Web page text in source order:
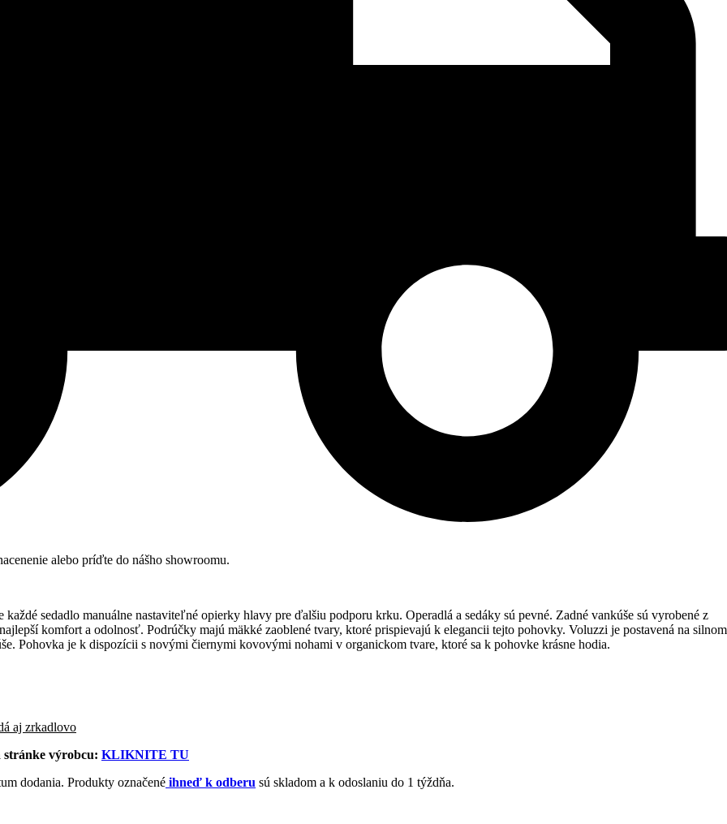
alebo príďte do nášho showroomu.
sedadlo manuálne nastaviteľné opierky hlavy pre ďalšiu podporu krku. Operadlá a sedáky sú pevné. Zadné vankúše sú vyrobené z
komfort a odolnosť. Podrúčky majú mäkké zaoblené tvary, ktoré prispievajú k elegancii tejto pohovky. Voluzzi je postavená na silnom
Pohovka je k dispozícii s novými čiernymi kovovými nohami v organickom tvare, ktoré sa k pohovke krásne hodia.
aj zrkadlovo
stránke výrobcu: KLIKNITE TU
dodania. Produkty označené ihneď k odberu sú skladom a k odoslaniu do 1 týždňa.